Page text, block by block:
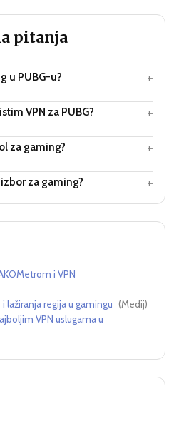
pitanja
u PUBG-u? +
VPN za PUBG? +
za gaming? +
za gaming? +
i VPN
lažiranja regija u gamingu (Medij)
VPN uslugama u